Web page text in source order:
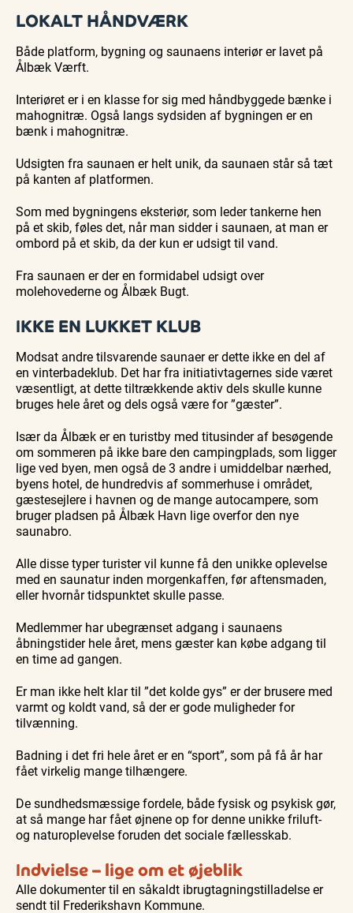
LOKALT HÅNDVÆRK
Både platform, bygning og saunaens interiør er lavet på
Ålbæk Værft.
Interiøret er i en klasse for sig med håndbyggede bænke i
mahognitræ. Også langs sydsiden af bygningen er en
bænk i mahognitræ.
Udsigten fra saunaen er helt unik, da saunaen står så tæt
på kanten af platformen.
Som med bygningens eksteriør, som leder tankerne hen
på et skib, føles det, når man sidder i saunaen, at man er
ombord på et skib, da der kun er udsigt til vand.
Fra saunaen er der en formidabel udsigt over
molehovederne og Ålbæk Bugt.
IKKE EN LUKKET KLUB
Modsat andre tilsvarende saunaer er dette ikke en del af
en vinterbadeklub. Det har fra initiativtagernes side været
væsentligt, at dette tiltrækkende aktiv dels skulle kunne
bruges hele året og dels også være for ”gæster”.
Især da Ålbæk er en turistby med titusinder af besøgende
om sommeren på ikke bare den campingplads, som ligger
lige ved byen, men også de 3 andre i umiddelbar nærhed,
byens hotel, de hundredvis af sommerhuse i området,
gæstesejlere i havnen og de mange autocampere, som
bruger pladsen på Ålbæk Havn lige overfor den nye
saunabro.
Alle disse typer turister vil kunne få den unikke oplevelse
med en saunatur inden morgenkaffen, før aftensmaden,
eller hvornår tidspunktet skulle passe.
Medlemmer har ubegrænset adgang i saunaens
åbningstider hele året, mens gæster kan købe adgang til
en time ad gangen.
Er man ikke helt klar til ”det kolde gys” er der brusere med
varmt og koldt vand, så der er gode muligheder for
tilvænning.
Badning i det fri hele året er en “sport”, som på få år har
fået virkelig mange tilhængere.
De sundhedsmæssige fordele, både fysisk og psykisk gør,
at så mange har fået øjnene op for denne unikke friluft-
og naturoplevelse foruden det sociale fællesskab.
Indvielse – lige om et øjeblik
Alle dokumenter til en såkaldt ibrugtagningstilladelse er
sendt til Frederikshavn Kommune.